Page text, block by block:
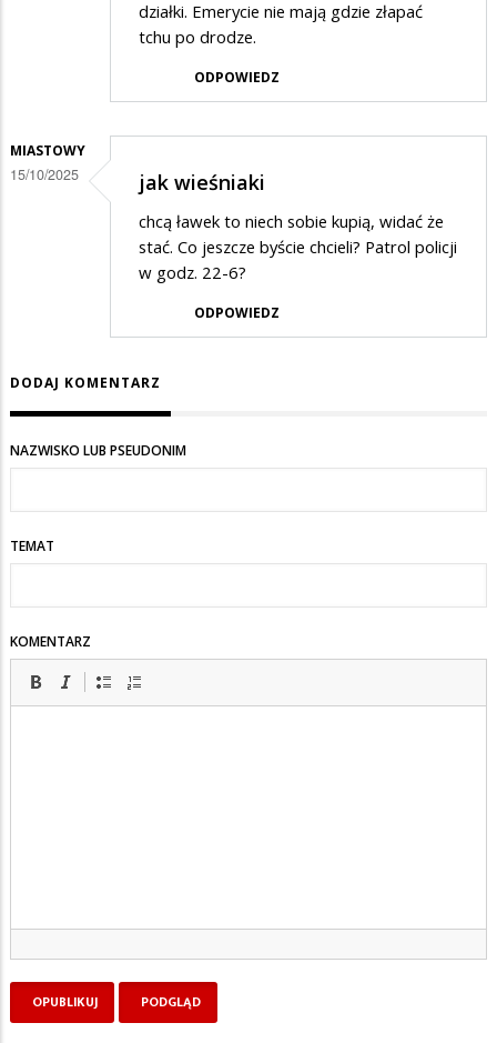
działki. Emerycie nie mają gdzie złapać
tchu po drodze.
ODPOWIEDZ
MIASTOWY
15/10/2025 jak wieśniaki
chcą ławek to niech sobie kupią, widać że
stać. Co jeszcze byście chcieli? Patrol policji
w godz. 22-6?
ODPOWIEDZ
DODAJ KOMENTARZ
NAZWISKO LUB PSEUDONIM
TEMAT
KOMENTARZ